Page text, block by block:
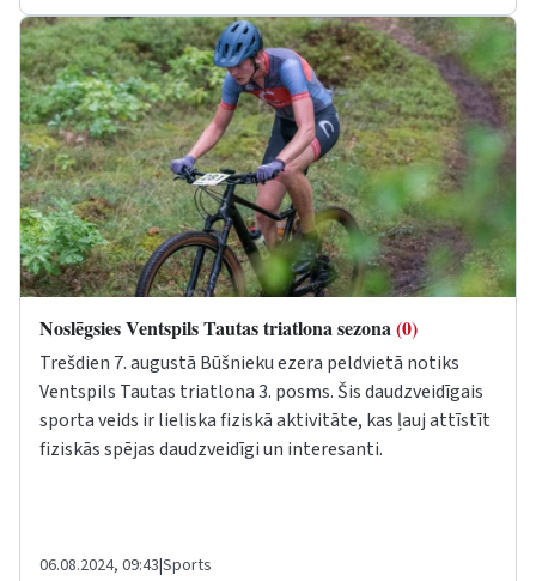
Noslēgsies Ventspils Tautas triatlona sezona(0)
Trešdien 7. augustā Būšnieku ezera peldvietā notiks
Ventspils Tautas triatlona 3. posms. Šis daudzveidīgais
sporta veids ir lieliska fiziskā aktivitāte, kas ļauj attīstīt
fiziskās spējas daudzveidīgi un interesanti.
06.08.2024, 09:43|Sports